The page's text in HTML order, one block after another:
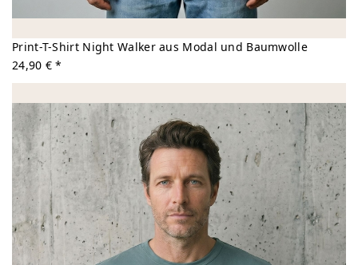
Print-T-Shirt Night Walker aus Modal und Baumwolle
24,90 € *